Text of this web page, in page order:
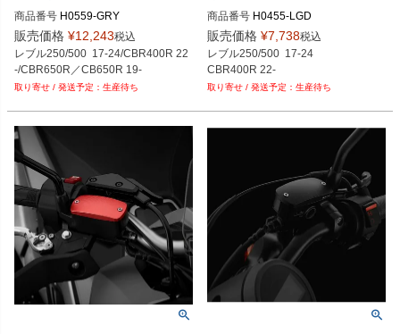
商品番号 H0559-GRY
販売価格 ¥12,243税込
レブル250/500  17-24/CBR400R 22
-/CBR650R／CB650R 19-
生産待ち
商品番号 H0455-LGD
プロト品番：BK-H0455-LGD
販売価格 ¥7,738税込
レブル250/500  17-24
生産待ち